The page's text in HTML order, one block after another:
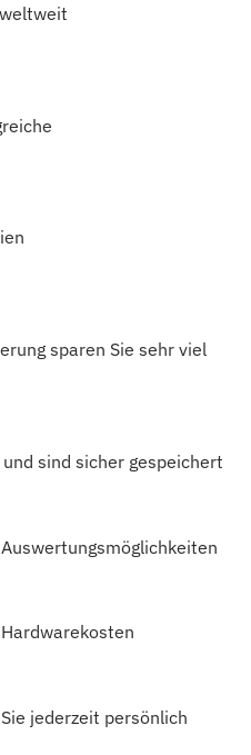
sparen Sie sehr viel
sind sicher gespeichert
jederzeit persönlich